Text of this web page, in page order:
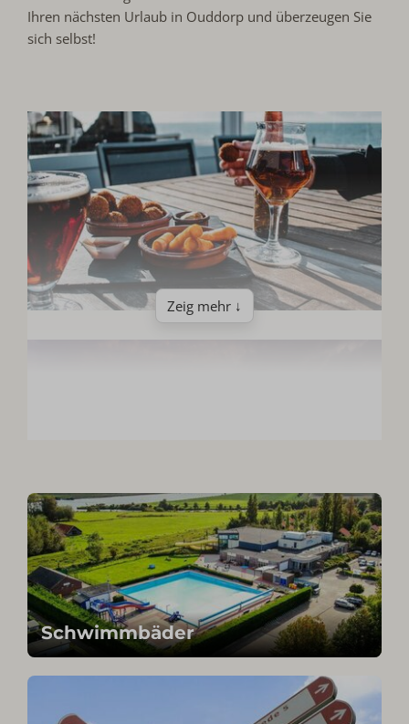
Ihren nächsten Urlaub in Ouddorp und überzeugen Sie
sich selbst!
Zeig mehr ↓
Schwimmbäder